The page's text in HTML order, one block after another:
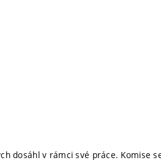
dosáhl v rámci své práce. Komise